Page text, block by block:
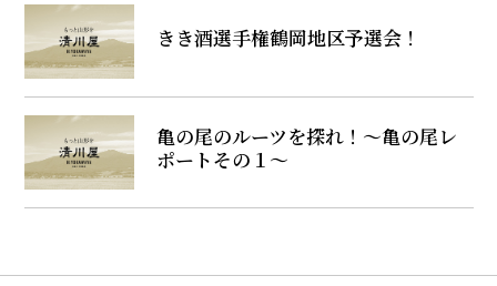
きき酒選手権鶴岡地区予選会！
亀の尾のルーツを探れ！～亀の尾レ
ポートその１～